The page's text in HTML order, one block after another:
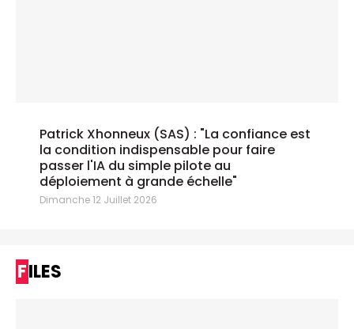
Patrick Xhonneux (SAS) : "La confiance est
la condition indispensable pour faire
passer l'IA du simple pilote au
déploiement à grande échelle"
Dimanche 12 Juillet 2026
FILES